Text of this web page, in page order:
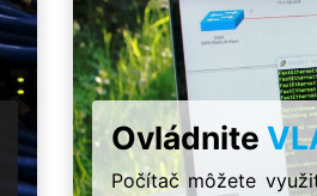
Ovládnite
Počítač môžete